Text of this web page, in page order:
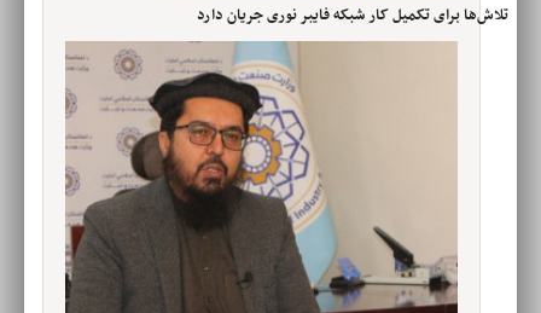
تلاش‌ها برای تکمیل کار شبکه فایبر نوری جریان دارد